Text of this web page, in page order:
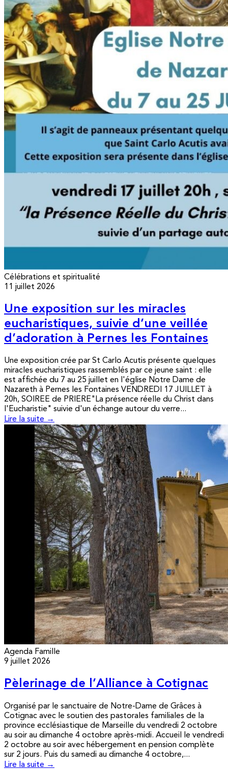
Célébrations et spiritualité
11 juillet 2026
Une exposition sur les miracles
eucharistiques, suivie d’une veillée
d’adoration à Pernes les Fontaines
Une exposition crée par St Carlo Acutis présente quelques
miracles eucharistiques rassemblés par ce jeune saint : elle
est affichée du 7 au 25 juillet en l'église Notre Dame de
Nazareth à Pernes les Fontaines VENDREDI 17 JUILLET à
20h, SOIREE de PRIERE"La présence réelle du Christ dans
l'Eucharistie" suivie d'un échange autour du verre...
Lire la suite →
Agenda Famille
9 juillet 2026
Pèlerinage de l’Alliance à Cotignac
Organisé par le sanctuaire de Notre-Dame de Grâces à
Cotignac avec le soutien des pastorales familiales de la
province ecclésiastique de Marseille du vendredi 2 octobre
au soir au dimanche 4 octobre après-midi. Accueil le vendredi
2 octobre au soir avec hébergement en pension complète
sur 2 jours. Puis du samedi au dimanche 4 octobre,...
Lire la suite →